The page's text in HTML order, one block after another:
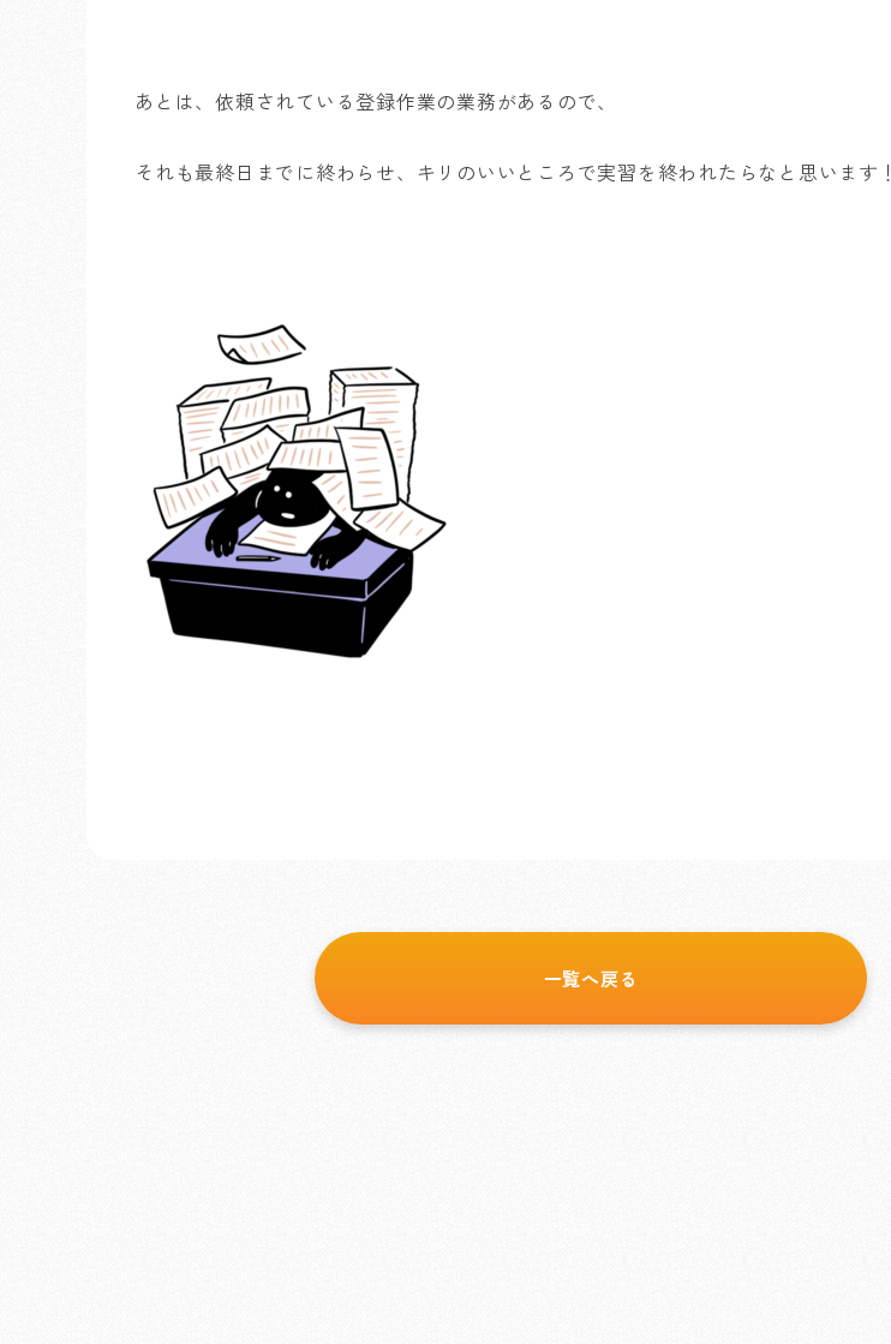
あとは、依頼されている登録作業の業務があるので、
それも最終日までに終わらせ、キリのいいところで実習を終われたらなと思います！
一覧へ戻る